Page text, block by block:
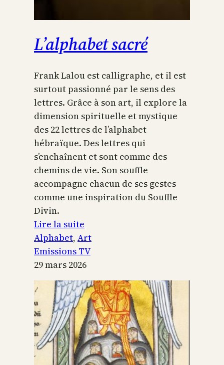
L’alphabet sacré
Frank Lalou est calligraphe, et il est
surtout passionné par le sens des
lettres. Grâce à son art, il explore la
dimension spirituelle et mystique
des 22 lettres de l’alphabet
hébraïque. Des lettres qui
s’enchaînent et sont comme des
chemins de vie. Son souffle
accompagne chacun de ses gestes
comme une inspiration du Souffle
Divin.
Lire la suite
L’alphabet
sacré
Alphabet, Art
Emissions TV
29 mars 2026